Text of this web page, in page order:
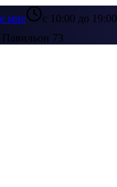
мне
с 10:00 до 19:00
Павильон 73